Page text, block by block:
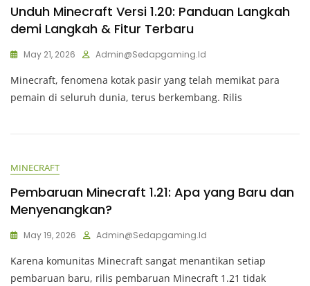
Unduh Minecraft Versi 1.20: Panduan Langkah
demi Langkah & Fitur Terbaru
May 21, 2026 Admin@sedapgaming.id
Minecraft, fenomena kotak pasir yang telah memikat para
pemain di seluruh dunia, terus berkembang. Rilis
MINECRAFT
Pembaruan Minecraft 1.21: Apa yang Baru dan
Menyenangkan?
May 19, 2026 Admin@sedapgaming.id
Karena komunitas Minecraft sangat menantikan setiap
pembaruan baru, rilis pembaruan Minecraft 1.21 tidak